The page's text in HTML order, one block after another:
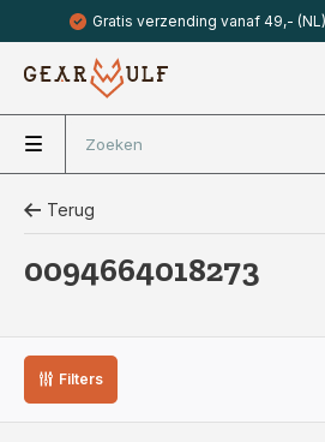
Gratis verzending vanaf 49,- (NL)
Terug
0094664018273
Filters